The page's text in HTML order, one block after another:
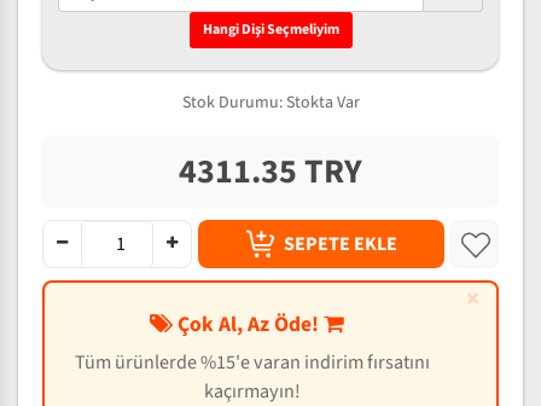
Hangi Dişi Seçmeliyim
Stok Durumu: Stokta Var
4311.35 TRY
SEPETE EKLE
×
Çok Al, Az Öde!
Tüm ürünlerde %15'e varan indirim fırsatını
kaçırmayın!